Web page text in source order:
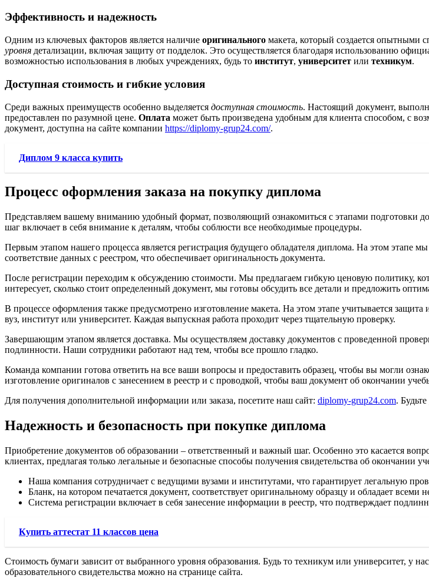
Эффективность и надежность
Одним из ключевых факторов является наличие оригинального макета, который создается опытными
уровня детализации, включая защиту от подделок. Это осуществляется благодаря использованию
возможностью использования в любых учреждениях, будь то институт, университет или техникум.
Доступная стоимость и гибкие условия
Среди важных преимуществ особенно выделяется доступная стоимость. Настоящий документ,
предоставлен по разумной цене. Оплата может быть произведена удобным для клиента способом, с
документ, доступна на сайте компании https://diplomy-grup24.com/.
Диплом 9 класса купить
Процесс оформления заказа на покупку диплома
Представляем вашему вниманию удобный формат, позволяющий ознакомиться с этапами подготовки
шаг включает в себя внимание к деталям, чтобы соблюсти все необходимые процедуры.
Первым этапом нашего процесса является регистрация будущего обладателя диплома. На этом этапе
соответствие данных с реестром, что обеспечивает оригинальность документа.
После регистрации переходим к обсуждению стоимости. Мы предлагаем гибкую ценовую политику,
интересует, сколько стоит определенный документ, мы готовы обсудить все детали и предложить
В процессе оформления также предусмотрено изготовление макета. На этом этапе учитывается
вуз, институт или университет. Каждая выпускная работа проходит через тщательную проверку.
Завершающим этапом является доставка. Мы осуществляем доставку документов с проведенной
подлинности. Наши сотрудники работают над тем, чтобы все прошло гладко.
Команда компании готова ответить на все ваши вопросы и предоставить образец, чтобы вы могли
изготовление оригиналов с занесением в реестр и с проводкой, чтобы ваш документ об окончании
Для получения дополнительной информации или заказа, посетите наш сайт: diplomy-grup24.com.
Надежность и безопасность при покупке диплома
Приобретение документов об образовании – ответственный и важный шаг. Особенно это касается
клиентах, предлагая только легальные и безопасные способы получения свидетельства об окончании
Наша компания сотрудничает с ведущими вузами и институтами, что гарантирует легальную
Бланк, на котором печатается документ, соответствует оригинальному образцу и обладает всеми
Система регистрации включает в себя занесение информации в реестр, что подтверждает
Купить аттестат 11 классов цена
Стоимость бумаги зависит от выбранного уровня образования. Будь то техникум или университет, у
образовательного свидетельства можно на странице сайта.